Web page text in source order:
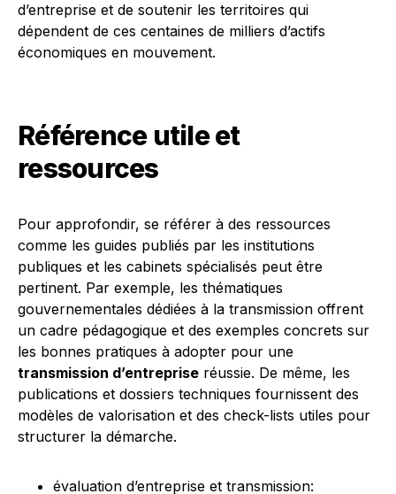
d’entreprise et de soutenir les territoires qui
dépendent de ces centaines de milliers d’actifs
économiques en mouvement.
Référence utile et
ressources
Pour approfondir, se référer à des ressources
comme les guides publiés par les institutions
publiques et les cabinets spécialisés peut être
pertinent. Par exemple, les thématiques
gouvernementales dédiées à la transmission offrent
un cadre pédagogique et des exemples concrets sur
les bonnes pratiques à adopter pour une
transmission d’entreprise réussie. De même, les
publications et dossiers techniques fournissent des
modèles de valorisation et des check-lists utiles pour
structurer la démarche.
évaluation d’entreprise et transmission: